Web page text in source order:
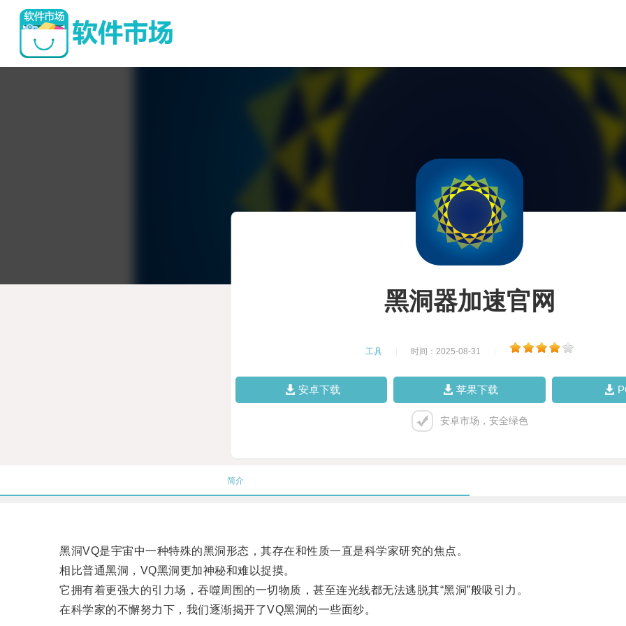
黑洞器加速官网
工具 时间：2025-08-31
安卓下载 苹果下载
安卓市场，安全绿色
简介
黑洞VQ是宇宙中一种特殊的黑洞形态，其存在和性质一直是科学家研究的焦点。
相比普通黑洞，VQ黑洞更加神秘和难以捉摸。
它拥有着更强大的引力场，吞噬周围的一切物质，甚至连光线都无法逃脱其“黑洞”般吸引力。
在科学家的不懈努力下，我们逐渐揭开了VQ黑洞的一些面纱。